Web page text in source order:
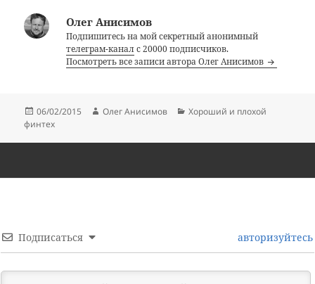
Олег Анисимов
Подпишитесь на мой секретный анонимный
телеграм-каналс 20000 подписчиков.
Посмотреть все записи автора Олег Анисимов
Опубликовано
06/02/2015 Автор
Олег Анисимов Рубрики
Хороший и плохой
финтех
Подписаться авторизуйтесь